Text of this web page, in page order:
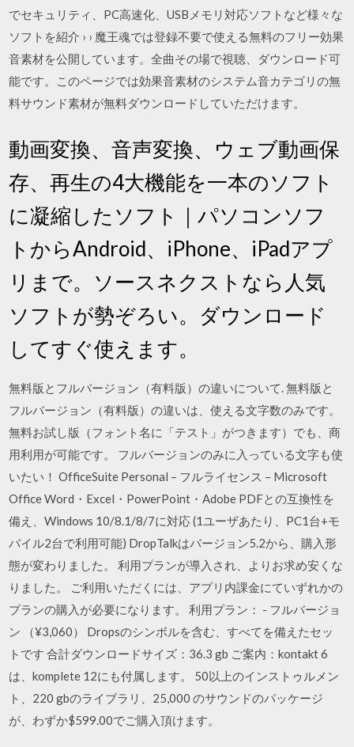
でセキュリティ、PC高速化、USBメモリ対応ソフトなど様々な
ソフトを紹介 › › 魔王魂では登録不要で使える無料のフリー効果
音素材を公開しています。全曲その場で視聴、ダウンロード可
能です。このページでは効果音素材のシステム音カテゴリの無
料サウンド素材が無料ダウンロードしていただけます。
動画変換、音声変換、ウェブ動画保
存、再生の4大機能を一本のソフト
に凝縮したソフト｜パソコンソフ
トからAndroid、iPhone、iPadアプ
リまで。ソースネクストなら人気
ソフトが勢ぞろい。ダウンロード
してすぐ使えます。
無料版とフルバージョン（有料版）の違いについて. 無料版と
フルバージョン（有料版）の違いは、使える文字数のみです。
無料お試し版（フォント名に「テスト」がつきます）でも、商
用利用が可能です。 フルバージョンのみに入っている文字も使
いたい！ OfficeSuite Personal – フルライセンス – Microsoft
Office Word・Excel・PowerPoint・Adobe PDFとの互換性を
備え、Windows 10/8.1/8/7に対応 (1ユーザあたり、PC1台+モ
バイル2台で利用可能) ‎DropTalkはバージョン5.2から、購入形
態が変わりました。 利用プランが導入され、よりお求め安くな
りました。 ご利用いただくには、アプリ内課金にていずれかの
プランの購入が必要になります。 利用プラン： - フルバージョ
ン （¥3,060） Dropsのシンボルを含む、すべてを備えたセッ
トです 合計ダウンロードサイズ：36.3 gb ご案内：kontakt 6
は、komplete 12にも付属します。 50以上のインストゥルメン
ト、220 gbのライブラリ、25,000 のサウンドのパッケージ
が、わずか$599.00でご購入頂けます。